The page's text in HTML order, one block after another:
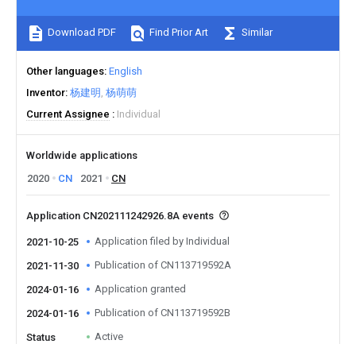
Download PDF Find Prior Art Similar
Other languages English
Inventor 杨建明 杨萌萌
Current Assignee
Individual
Worldwide applications
2020
CN 2021 CN
Application CN202111242926.8A events
2021-10-25 Application filed by Individual
2021-11-30 Publication of CN113719592A
2024-01-16 Application granted
2024-01-16 Publication of CN113719592B
Status Active